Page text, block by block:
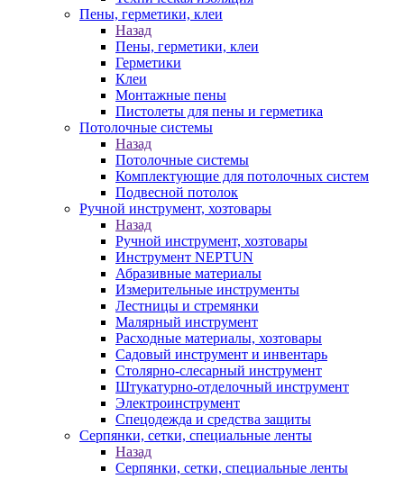
Пены, герметики, клеи
Назад
Пены, герметики, клеи
Герметики
Клеи
Монтажные пены
Пистолеты для пены и герметика
Потолочные системы
Назад
Потолочные системы
Комплектующие для потолочных систем
Подвесной потолок
Ручной инструмент, хозтовары
Назад
Ручной инструмент, хозтовары
Инструмент NEPTUN
Абразивные материалы
Измерительные инструменты
Лестницы и стремянки
Малярный инструмент
Расходные материалы, хозтовары
Садовый инструмент и инвентарь
Столярно-слесарный инструмент
Штукатурно-отделочный инструмент
Электроинструмент
Спецодежда и средства защиты
Серпянки, сетки, специальные ленты
Назад
Серпянки, сетки, специальные ленты